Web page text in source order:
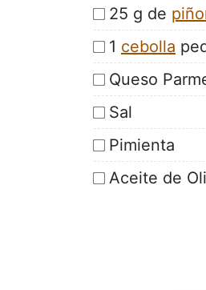
25 g de
1 cebolla
Queso
Sal
Pimienta
Aceite de